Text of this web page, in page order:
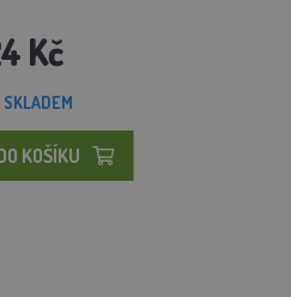
Kč
SKLADEM
KOŠÍKU